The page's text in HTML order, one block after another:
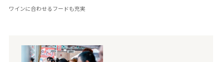
ワインに合わせるフードも充実